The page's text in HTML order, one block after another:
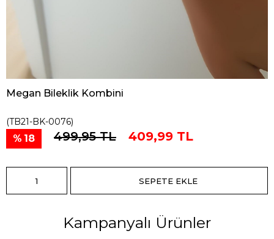
Megan Bileklik Kombini
(TB21-BK-0076)
18 499,95 TL 409,99 TL
Kampanyalı Ürünler